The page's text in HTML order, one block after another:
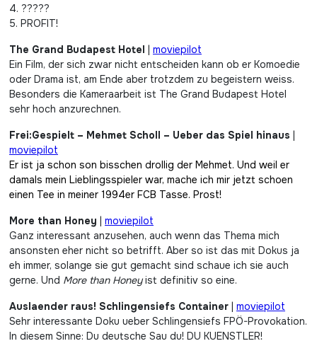
4. ?????
5. PROFIT!
The Grand Budapest Hotel | moviepilot
Ein Film, der sich zwar nicht entscheiden kann ob er Komoedie
oder Drama ist, am Ende aber trotzdem zu begeistern weiss.
Besonders die Kameraarbeit ist The Grand Budapest Hotel
sehr hoch anzurechnen.
Frei:Gespielt – Mehmet Scholl – Ueber das Spiel hinaus |
moviepilot
Er ist ja schon son bisschen drollig der Mehmet. Und weil er
damals mein Lieblingsspieler war, mache ich mir jetzt schoen
einen Tee in meiner 1994er FCB Tasse. Prost!
More than Honey | moviepilot
Ganz interessant anzusehen, auch wenn das Thema mich
ansonsten eher nicht so betrifft. Aber so ist das mit Dokus ja
eh immer, solange sie gut gemacht sind schaue ich sie auch
gerne. Und More than Honeyist definitiv so eine.
Auslaender raus! Schlingensiefs Container | moviepilot
Sehr interessante Doku ueber Schlingensiefs FPÖ-Provokation.
In diesem Sinne: Du deutsche Sau du! DU KUENSTLER!